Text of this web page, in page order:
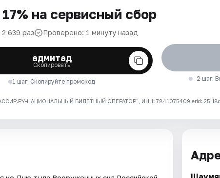
на сервисный сбор
639 раз Проверено: 1 минуту назад
адмитад
Скопировать
1 шаг. Скопируйте промокод
2 шаг.
НАЦИОНАЛЬНЫЙ БИЛЕТНЫЙ ОПЕРАТОР", ИНН: 7841075409 erid: